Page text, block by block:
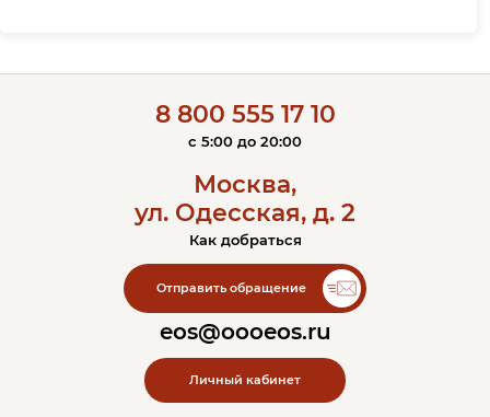
8 800 555 17 10
c 5:00 до 20:00
Москва,
ул. Одесская, д. 2
Как добраться
Отправить обращение
eos@oooeos.ru
Личный кабинет